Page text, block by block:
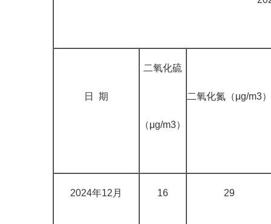
日 期
二氧化硫
（μg/m3）
二氧化氮（μg/m3）
2024年12月 16 29